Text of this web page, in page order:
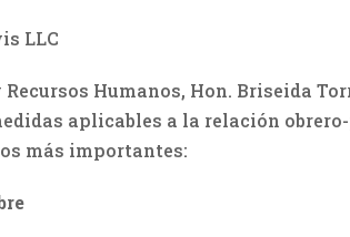
LLC
Humanos, Hon. Briseida
aplicables a la relación
más importantes: